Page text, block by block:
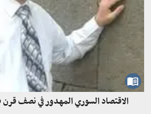
الاقتصاد السوري المهدور في نصف قرن 1960 – 2010